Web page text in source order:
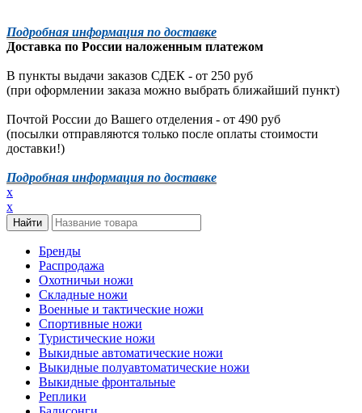
Подробная информация по доставке
Доставка по России наложенным платежом
В пункты выдачи заказов СДЕК - от 250 руб
(при оформлении заказа можно выбрать ближайший пункт)
Почтой России до Вашего отделения - от 490 руб
(посылки отправляются только после оплаты стоимости
доставки!)
Подробная информация по доставке
x
x
Бренды
Распродажа
Охотничьи ножи
Складные ножи
Военные и тактические ножи
Спортивные ножи
Туристические ножи
Выкидные автоматические ножи
Выкидные полуавтоматические ножи
Выкидные фронтальные
Реплики